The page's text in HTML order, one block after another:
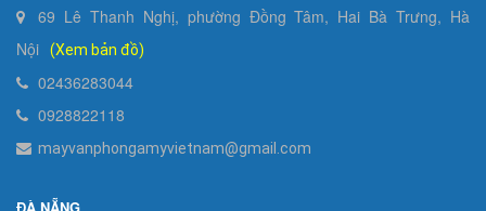
69 Lê Thanh Nghị, phường Đồng Tâm, Hai Bà Trưng, Hà
Nội
(Xem bản đồ)
02436283044
0928822118
mayvanphongamyvietnam@gmail.com